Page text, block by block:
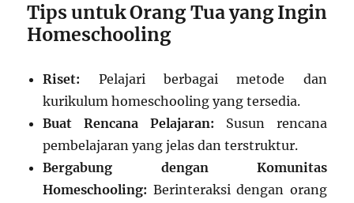
Tips untuk Orang Tua yang Ingin
Homeschooling
Riset: Pelajari berbagai metode dan
kurikulum homeschooling yang tersedia.
Buat Rencana Pelajaran: Susun rencana
pembelajaran yang jelas dan terstruktur.
Bergabung dengan Komunitas
Homeschooling: Berinteraksi dengan orang